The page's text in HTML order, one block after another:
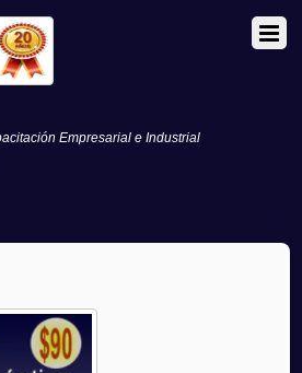
Empresarial e Industrial